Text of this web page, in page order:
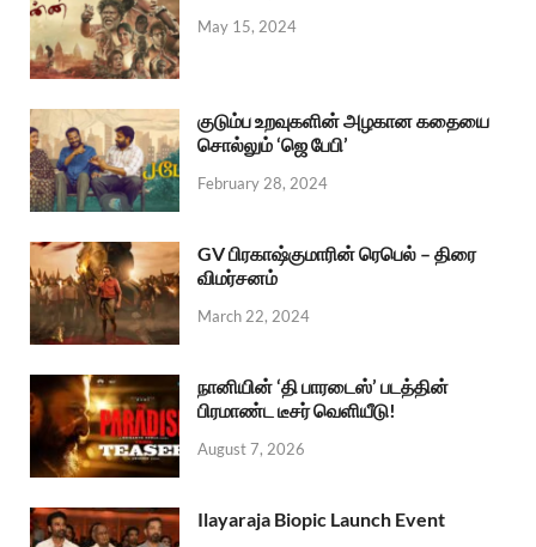
May 15, 2024
குடும்ப உறவுகளின் அழகான கதையை
சொல்லும் ‘ஜெ பேபி’
February 28, 2024
GV பிரகாஷ்குமாரின் ரெபெல் – திரை
விமர்சனம்
March 22, 2024
நானியின் ‘தி பாரடைஸ்’ படத்தின்
பிரமாண்ட டீசர் வெளியீடு!
August 7, 2026
Ilayaraja Biopic Launch Event